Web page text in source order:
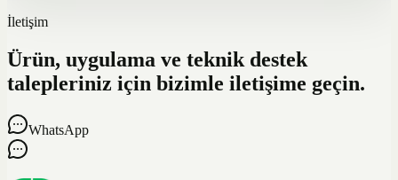
İletişim
Ürün, uygulama ve teknik destek
talepleriniz için bizimle iletişime geçin.
WhatsApp